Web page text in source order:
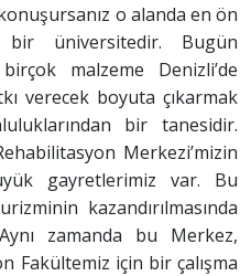
o alanda en ön
üniversitedir. Bugün
malzeme Denizli’de
verecek boyuta çıkarmak
bir tanesidir.
Merkezi’mizin
gayretlerimiz var. Bu
kazandırılmasında
zamanda bu Merkez,
Fakültemiz için bir çalışma